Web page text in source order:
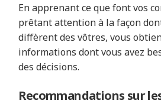
En apprenant ce que font vos
prêtant attention à la façon
diffèrent des vôtres, vous
informations dont vous avez
des décisions.
Recommandations sur